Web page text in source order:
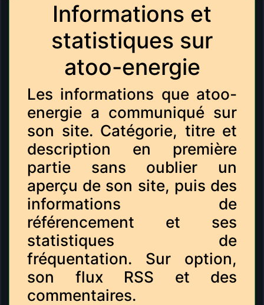
Informations et
statistiques sur
atoo-energie
Les informations que atoo-
energie a communiqué sur
son site. Catégorie, titre et
description en première
partie sans oublier un
aperçu de son site, puis des
informations de
référencement et ses
statistiques de
fréquentation. Sur option,
son flux RSS et des
commentaires.